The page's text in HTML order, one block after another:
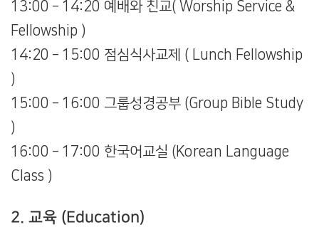
13:00 – 14:20 예배와 친교( Worship Service &
Fellowship )
14:20 – 15:00 점심식사교제 ( Lunch Fellowship
)
15:00 – 16:00 그룹성경공부 (Group Bible Study
)
16:00 – 17:00 한국어교실 (Korean Language
Class )
2. 교육 (Education)